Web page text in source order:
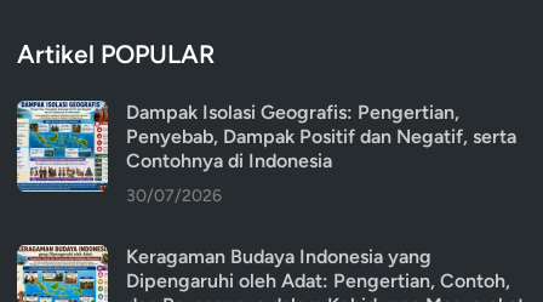
Artikel POPULAR
Dampak Isolasi Geografis: Pengertian,
Penyebab, Dampak Positif dan Negatif, serta
Contohnya di Indonesia
30/07/2026
Keragaman Budaya Indonesia yang
Dipengaruhi oleh Adat: Pengertian, Contoh,